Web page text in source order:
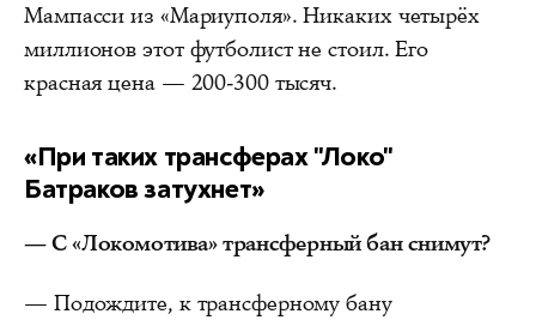
Мампасси из «Мариуполя». Никаких четырёх
миллионов этот футболист не стоил. Его
красная цена — 200-300 тысяч.
«При таких трансферах "Локо"
Батраков затухнет»
— С «Локомотива» трансферный бан снимут?
— Подождите, к трансферному бану